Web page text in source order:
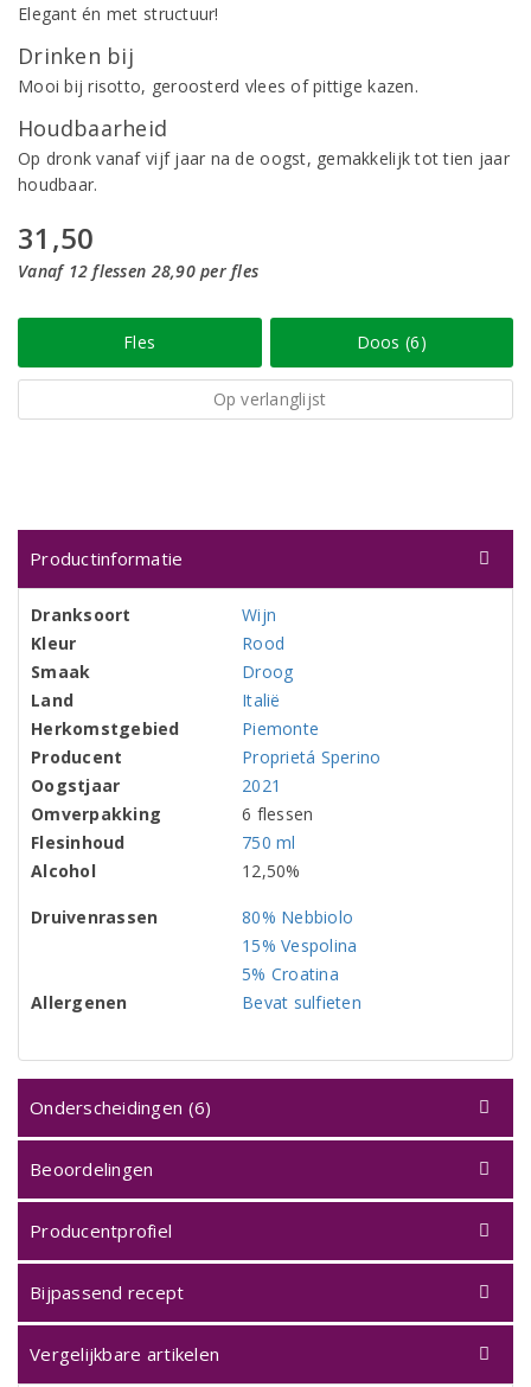
Elegant én met structuur!
Drinken bij
Mooi bij risotto, geroosterd vlees of pittige kazen.
Houdbaarheid
Op dronk vanaf vijf jaar na de oogst, gemakkelijk tot tien jaar
houdbaar.
31,50
Vanaf 12 flessen 28,90 per fles
Fles Doos (6)
Op verlanglijst
Productinformatie
Dranksoort
Wijn
Kleur
Rood
Smaak
Droog
Land
Italië
Herkomstgebied
Piemonte
Producent
Proprietá Sperino
Oogstjaar
2021
Omverpakking
6 flessen
Flesinhoud
750 ml
Alcohol
12,50%
Druivenrassen
80% Nebbiolo
15% Vespolina
5% Croatina
Allergenen
Bevat sulfieten
Onderscheidingen (6)
Beoordelingen
Producentprofiel
Bijpassend recept
Vergelijkbare artikelen